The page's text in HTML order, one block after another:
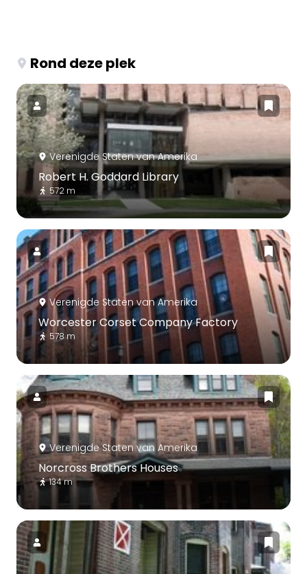
Rond deze plek
Verenigde Staten van Amerika
Robert H. Goddard Library
572 m
Verenigde Staten van Amerika
Worcester Corset Company Factory
578 m
Verenigde Staten van Amerika
Norcross Brothers Houses
134 m